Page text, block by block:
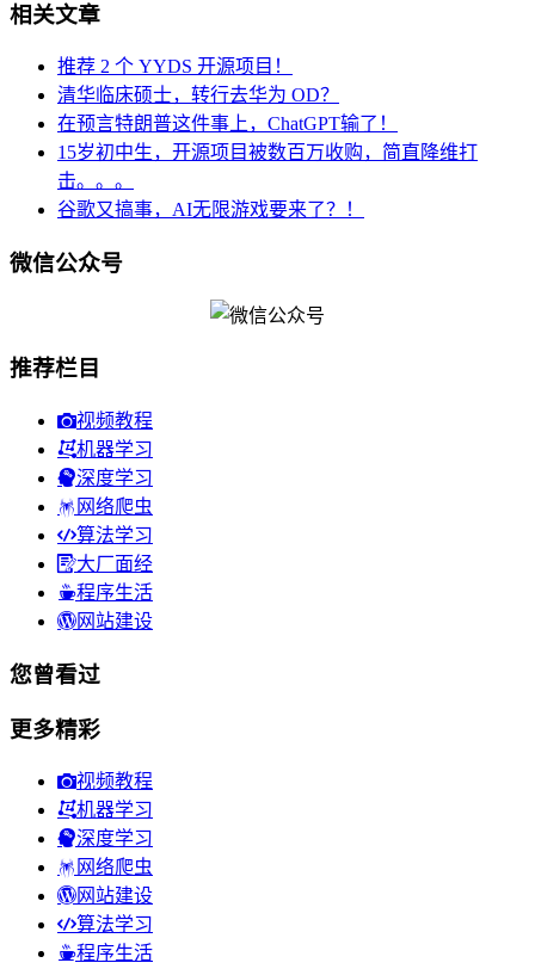
相关文章
推荐 2 个 YYDS 开源项目！
清华临床硕士，转行去华为 OD？
在预言特朗普这件事上，ChatGPT输了！
15岁初中生，开源项目被数百万收购，简直降维打
击。。。
谷歌又搞事，AI无限游戏要来了？！
微信公众号
推荐栏目
视频教程
机器学习
深度学习
网络爬虫
算法学习
大厂面经
程序生活
网站建设
您曾看过
更多精彩
视频教程
机器学习
深度学习
网络爬虫
网站建设
算法学习
程序生活